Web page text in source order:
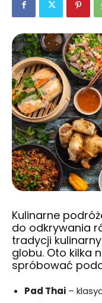
Kulinarne
do odkrywania
tradycji
globu. Oto kilka
spróbować
Pad Thai –